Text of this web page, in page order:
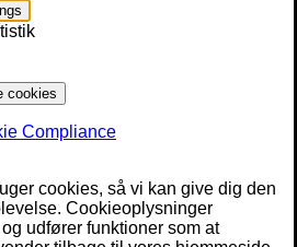
cookies
Compliance
cookies, så vi kan give dig den
Cookieoplysninger
udfører funktioner som at